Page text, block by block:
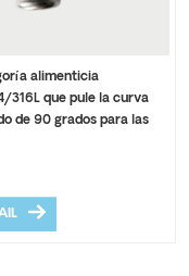
alimenticia
316L que pule la curva
de 90 grados para las